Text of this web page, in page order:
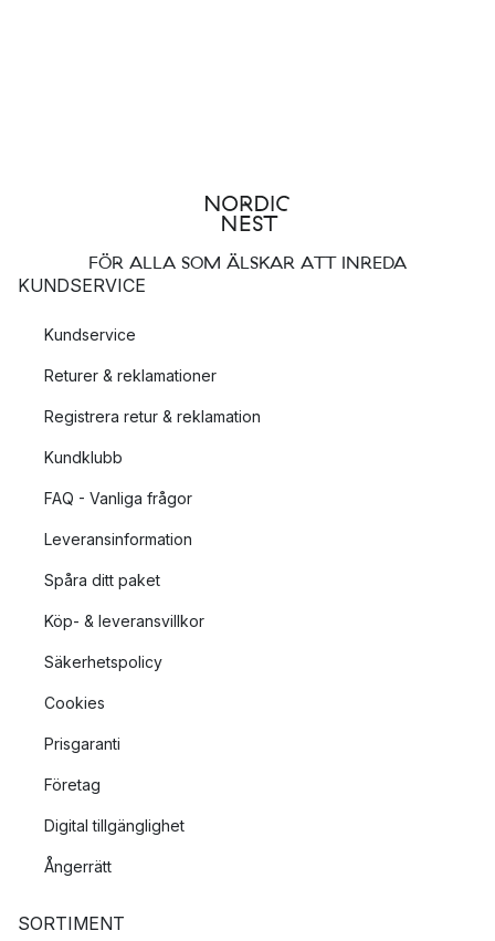
FÖR ALLA SOM ÄLSKAR ATT INREDA
KUNDSERVICE
Kundservice
Returer & reklamationer
Registrera retur & reklamation
Kundklubb
FAQ - Vanliga frågor
Leveransinformation
Spåra ditt paket
Köp- & leveransvillkor
Säkerhetspolicy
Cookies
Prisgaranti
Företag
Digital tillgänglighet
Ångerrätt
SORTIMENT